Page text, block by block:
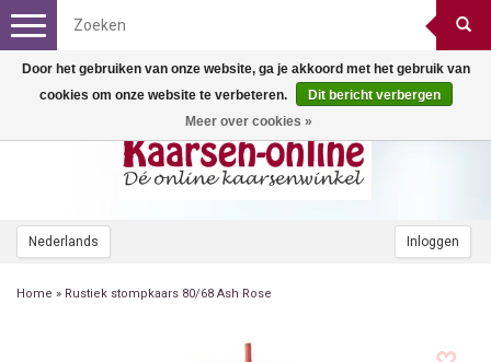
Nederlands Inloggen
Toggle
navigation
Home » Rustiek stompkaars 80/68 Ash Rose
Door het gebruiken van onze website, ga je akkoord met het gebruik van
cookies om onze website te verbeteren.
Dit bericht verbergen
Meer over cookies »